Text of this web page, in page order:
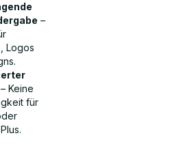
–
Logos
– Keine
für